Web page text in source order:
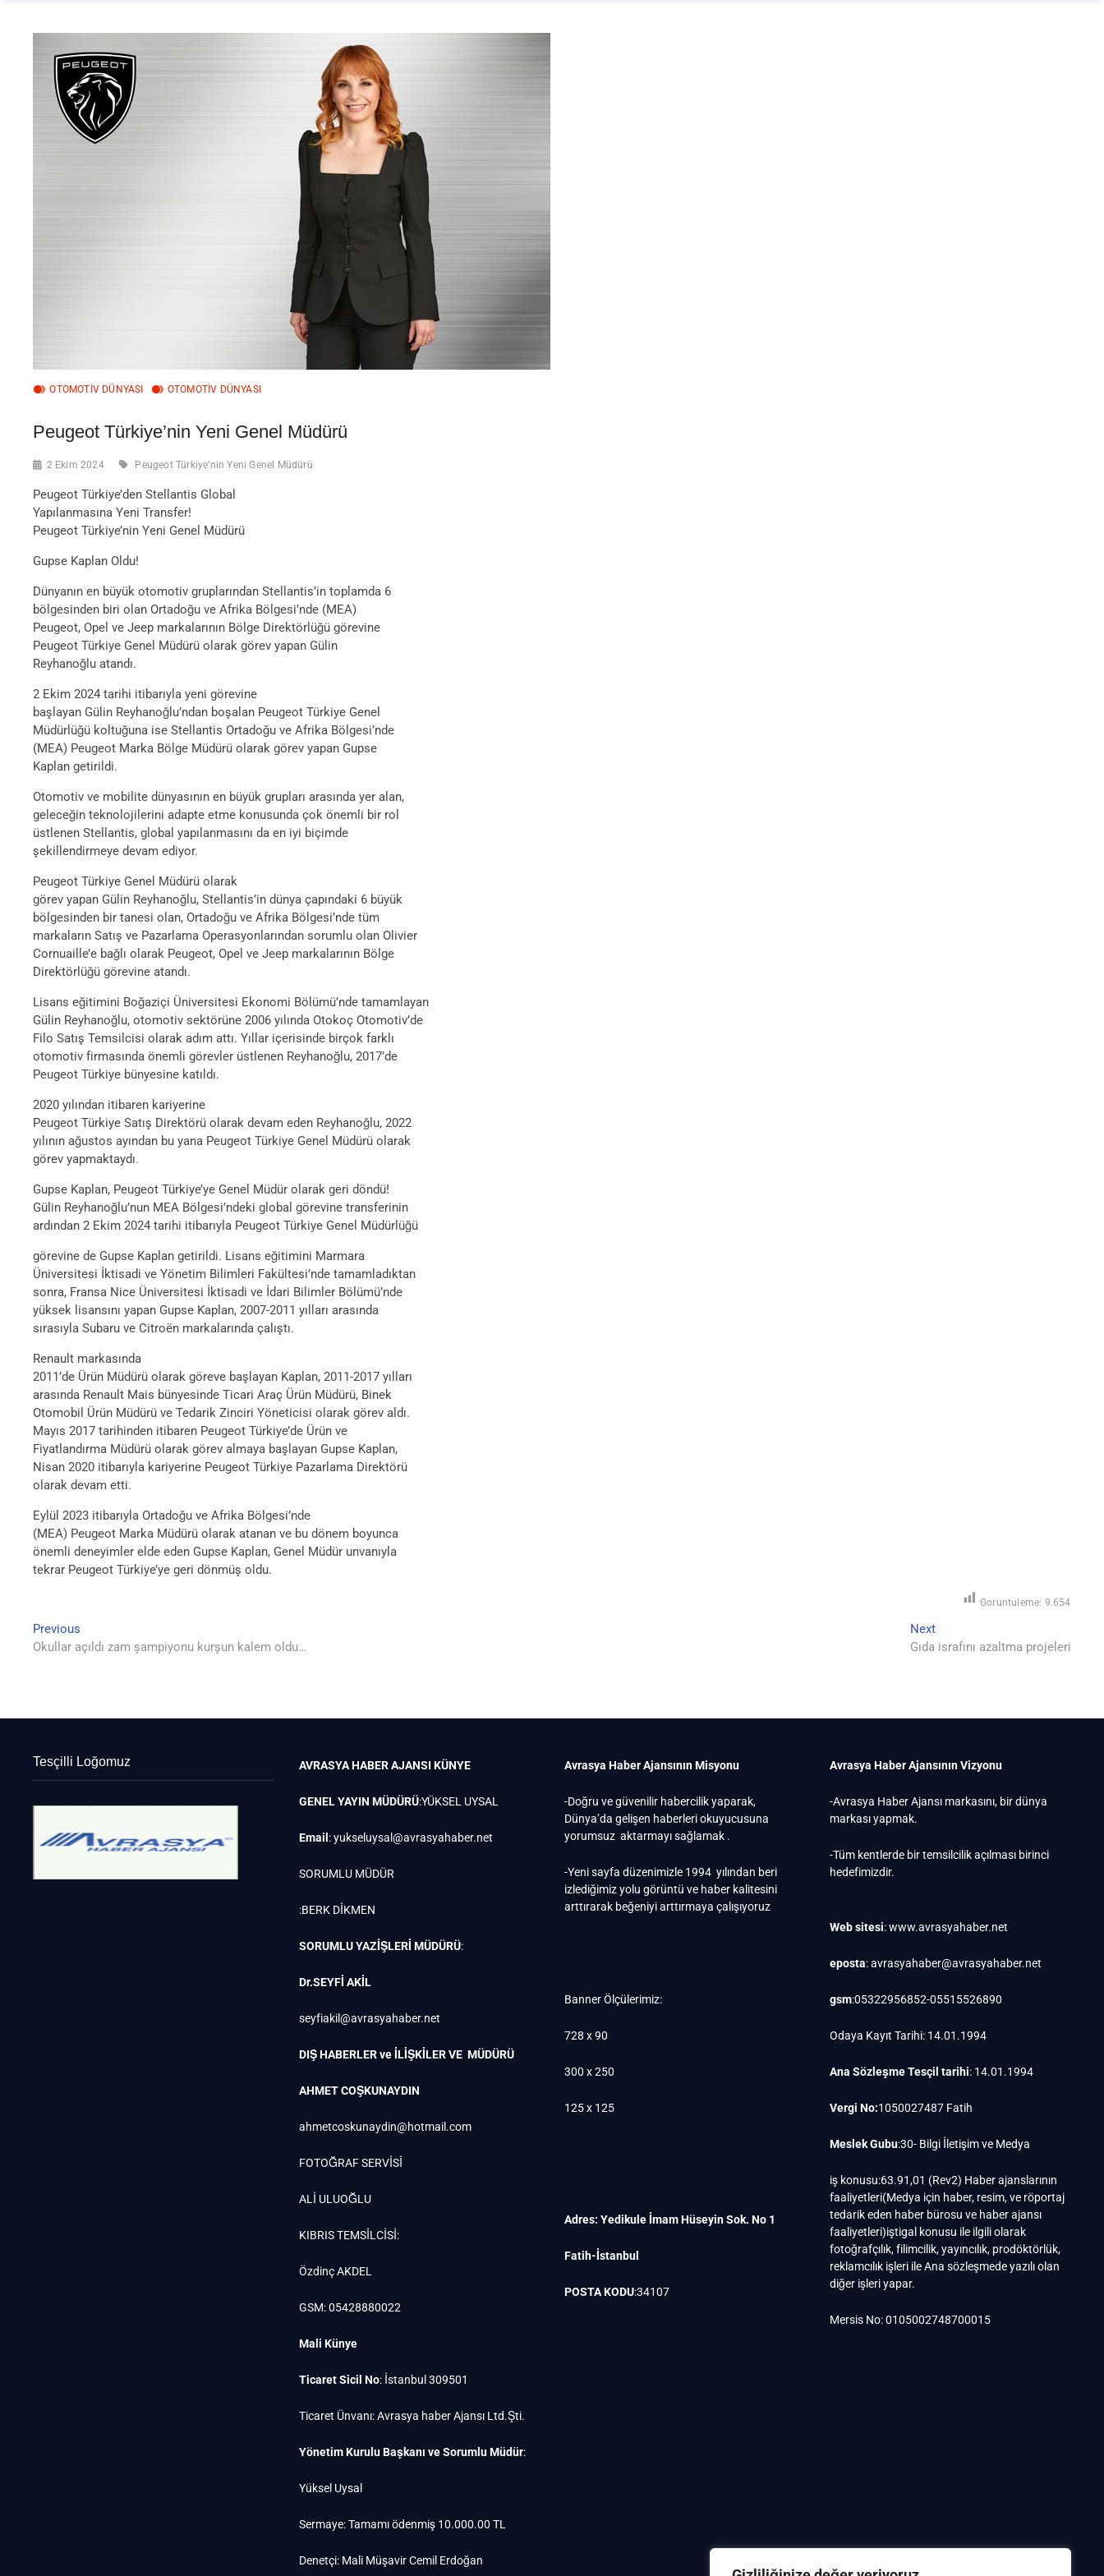
OTOMOTIV DÜNYASI OTOMOTIV DÜNYASI
Peugeot Türkiye’nin Yeni Genel Müdürü
2 Ekim 2024 Peugeot Türkiye’nin Yeni Genel Müdürü
Peugeot Türkiye’den Stellantis Global
Yapılanmasına Yeni Transfer!
Peugeot Türkiye’nin Yeni Genel Müdürü
Gupse Kaplan Oldu!
Dünyanın en büyük otomotiv gruplarından Stellantis’in toplamda 6
bölgesinden biri olan Ortadoğu ve Afrika Bölgesi’nde (MEA)
Peugeot, Opel ve Jeep markalarının Bölge Direktörlüğü görevine
Peugeot Türkiye Genel Müdürü olarak görev yapan Gülin
Reyhanoğlu atandı.
2 Ekim 2024 tarihi itibarıyla yeni görevine
başlayan Gülin Reyhanoğlu’ndan boşalan Peugeot Türkiye Genel
Müdürlüğü koltuğuna ise Stellantis Ortadoğu ve Afrika Bölgesi’nde
(MEA) Peugeot Marka Bölge Müdürü olarak görev yapan Gupse
Kaplan getirildi.
Otomotiv ve mobilite dünyasının en büyük grupları arasında yer alan,
geleceğin teknolojilerini adapte etme konusunda çok önemli bir rol
üstlenen Stellantis, global yapılanmasını da en iyi biçimde
şekillendirmeye devam ediyor.
Peugeot Türkiye Genel Müdürü olarak
görev yapan Gülin Reyhanoğlu, Stellantis’in dünya çapındaki 6 büyük
bölgesinden bir tanesi olan, Ortadoğu ve Afrika Bölgesi’nde tüm
markaların Satış ve Pazarlama Operasyonlarından sorumlu olan Olivier
Cornuaille’e bağlı olarak Peugeot, Opel ve Jeep markalarının Bölge
Direktörlüğü görevine atandı.
Lisans eğitimini Boğaziçi Üniversitesi Ekonomi Bölümü’nde tamamlayan
Gülin Reyhanoğlu, otomotiv sektörüne 2006 yılında Otokoç Otomotiv’de
Filo Satış Temsilcisi olarak adım attı. Yıllar içerisinde birçok farklı
otomotiv firmasında önemli görevler üstlenen Reyhanoğlu, 2017’de
Peugeot Türkiye bünyesine katıldı.
2020 yılından itibaren kariyerine
Peugeot Türkiye Satış Direktörü olarak devam eden Reyhanoğlu, 2022
yılının ağustos ayından bu yana Peugeot Türkiye Genel Müdürü olarak
görev yapmaktaydı.
Gupse Kaplan, Peugeot Türkiye’ye Genel Müdür olarak geri döndü!
Gülin Reyhanoğlu’nun MEA Bölgesi’ndeki global görevine transferinin
ardından 2 Ekim 2024 tarihi itibarıyla Peugeot Türkiye Genel Müdürlüğü
görevine de Gupse Kaplan getirildi. Lisans eğitimini Marmara
Üniversitesi İktisadi ve Yönetim Bilimleri Fakültesi’nde tamamladıktan
sonra, Fransa Nice Üniversitesi İktisadi ve İdari Bilimler Bölümü’nde
yüksek lisansını yapan Gupse Kaplan, 2007-2011 yılları arasında
sırasıyla Subaru ve Citroën markalarında çalıştı.
Renault markasında
2011’de Ürün Müdürü olarak göreve başlayan Kaplan, 2011-2017 yılları
arasında Renault Mais bünyesinde Ticari Araç Ürün Müdürü, Binek
Otomobil Ürün Müdürü ve Tedarik Zinciri Yöneticisi olarak görev aldı.
Mayıs 2017 tarihinden itibaren Peugeot Türkiye’de Ürün ve
Fiyatlandırma Müdürü olarak görev almaya başlayan Gupse Kaplan,
Nisan 2020 itibarıyla kariyerine Peugeot Türkiye Pazarlama Direktörü
olarak devam etti.
Eylül 2023 itibarıyla Ortadoğu ve Afrika Bölgesi’nde
(MEA) Peugeot Marka Müdürü olarak atanan ve bu dönem boyunca
önemli deneyimler elde eden Gupse Kaplan, Genel Müdür unvanıyla
tekrar Peugeot Türkiye’ye geri dönmüş oldu.
Goruntuleme: 9.654
Yazı
gezinmesi
Previous
post:
Okullar açıldı zam şampiyonu kurşun kalem oldu…
NextNext
post:
Gıda israfını azaltma projeleri
Tesçilli Loğomuz AVRASYA HABER AJANSI KÜNYE
GENEL YAYIN MÜDÜRÜ:YÜKSEL UYSAL
Email :yukseluysal@avrasyahaber.net
SORUMLU MÜDÜR
:BERK DİKMEN
SORUMLU YAZİŞLERİ MÜDÜRÜ:
Dr.SEYFİ AKİL
seyfiakil@avrasyahaber.net
DIŞ HABERLER ve İLİŞKİLER VE MÜDÜRÜ
AHMET COŞKUNAYDIN
ahmetcoskunaydin@hotmail.com
FOTOĞRAF SERVİSİ
ALİ ULUOĞLU
KIBRIS TEMSİLCİSİ:
Özdinç AKDEL
GSM: 05428880022
Mali Künye
Ticaret Sicil No: İstanbul 309501
Ticaret Ünvanı: Avrasya haber Ajansı Ltd.Şti.
Yönetim Kurulu Başkanı ve Sorumlu Müdür:
Yüksel Uysal
Sermaye: Tamamı ödenmiş 10.000.00 TL
Denetçi: Mali Müşavir Cemil Erdoğan
Avrasya Haber Ajansının Misyonu
-Doğru ve güvenilir habercilik yaparak,
Dünya’da gelişen haberleri okuyucusuna
yorumsuz aktarmayı sağlamak .
-Yeni sayfa düzenimizle 1994 yılından beri
izlediğimiz yolu görüntü ve haber kalitesini
arttırarak beğeniyi arttırmaya çalışıyoruz
Banner Ölçülerimiz:
728 x 90
300 x 250
125 x 125
Adres: Yedikule İmam Hüseyin Sok. No 1
Fatih-İstanbul
POSTA KODU:34107
Avrasya Haber Ajansının Vizyonu
-Avrasya Haber Ajansı markasını, bir dünya
markası yapmak.
-Tüm kentlerde bir temsilcilik açılması birinci
hedefimizdir.
Web sitesi: www.avrasyahaber.net
eposta: avrasyahaber@avrasyahaber.net
gsm:05322956852-05515526890
Odaya Kayıt Tarihi: 14.01.1994
Ana Sözleşme Tesçil tarihi: 14.01.1994
Vergi No:1050027487 Fatih
Meslek Gubu:30- Bilgi İletişim ve Medya
iş konusu:63.91,01 (Rev2) Haber ajanslarının
faaliyetleri(Medya için haber, resim, ve röportaj
tedarik eden haber bürosu ve haber ajansı
faaliyetleri)iştigal konusu ile ilgili olarak
fotoğrafçılık, filimcilik, yayıncılık, prodöktörlük,
reklamcılık işleri ile Ana sözleşmede yazılı olan
diğer işleri yapar.
Mersis No: 0105002748700015